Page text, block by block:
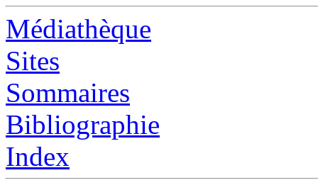
Médiathèque
Sites
Sommaires
Bibliographie
Index